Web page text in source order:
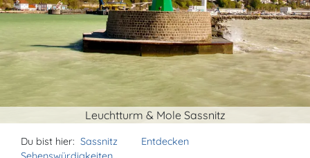
Leuchtturm & Mole Sassnitz
Du bist hier: Sassnitz
Entdecken